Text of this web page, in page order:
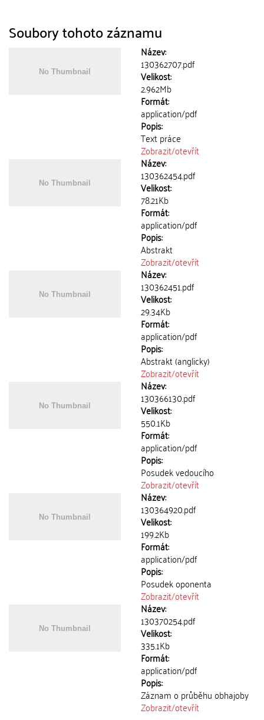
Soubory tohoto záznamu
Název:
130362707.pdf
Velikost:
2.962Mb
Formát:
application/pdf
Popis:
Text práce
Zobrazit/otevřít
Název:
130362454.pdf
Velikost:
78.21Kb
Formát:
application/pdf
Popis:
Abstrakt
Zobrazit/otevřít
Název:
130362451.pdf
Velikost:
29.34Kb
Formát:
application/pdf
Popis:
Abstrakt (anglicky)
Zobrazit/otevřít
Název:
130366130.pdf
Velikost:
550.1Kb
Formát:
application/pdf
Popis:
Posudek vedoucího
Zobrazit/otevřít
Název:
130364920.pdf
Velikost:
199.2Kb
Formát:
application/pdf
Popis:
Posudek oponenta
Zobrazit/otevřít
Název:
130370254.pdf
Velikost:
335.1Kb
Formát:
application/pdf
Popis:
Záznam o průběhu obhajoby
Zobrazit/otevřít